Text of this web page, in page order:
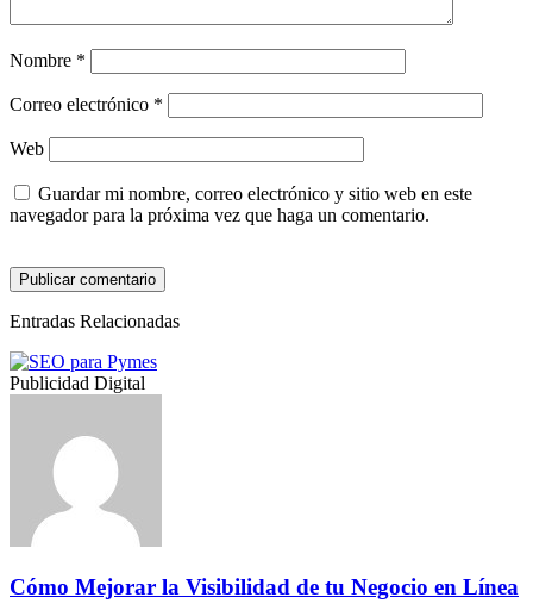
Nombre *
Correo electrónico *
Web
Guardar mi nombre, correo electrónico y sitio web en este
navegador para la próxima vez que haga un comentario.
Entradas Relacionadas
Publicidad Digital
Cómo Mejorar la Visibilidad de tu Negocio en Línea